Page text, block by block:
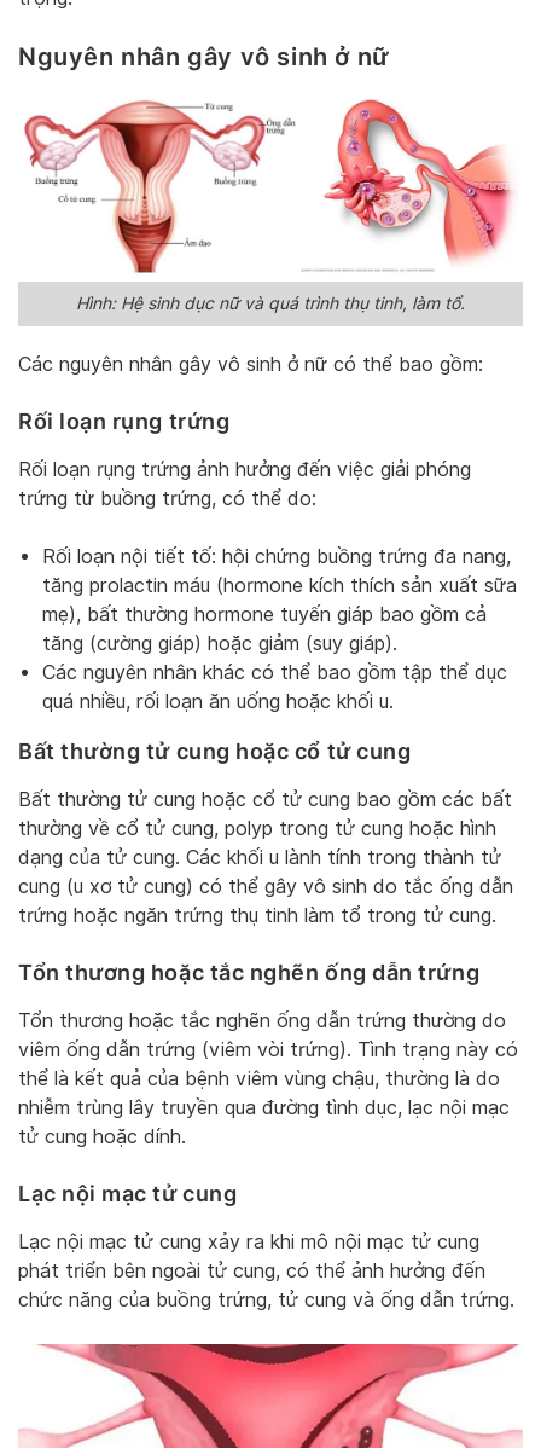
Nguyên nhân gây vô sinh ở nữ
Hình: Hệ sinh dục nữ và quá trình thụ tinh, làm tổ.
Các nguyên nhân gây vô sinh ở nữ có thể bao gồm:
Rối loạn rụng trứng
Rối loạn rụng trứng ảnh hưởng đến việc giải phóng
trứng từ buồng trứng, có thể do:
Rối loạn nội tiết tố: hội chứng buồng trứng đa nang,
tăng prolactin máu (hormone kích thích sản xuất sữa
mẹ), bất thường hormone tuyến giáp bao gồm cả
tăng (cường giáp) hoặc giảm (suy giáp).
Các nguyên nhân khác có thể bao gồm tập thể dục
quá nhiều, rối loạn ăn uống hoặc khối u.
Bất thường tử cung hoặc cổ tử cung
Bất thường tử cung hoặc cổ tử cung bao gồm các bất
thường về cổ tử cung, polyp trong tử cung hoặc hình
dạng của tử cung. Các khối u lành tính trong thành tử
cung (u xơ tử cung) có thể gây vô sinh do tắc ống dẫn
trứng hoặc ngăn trứng thụ tinh làm tổ trong tử cung.
Tổn thương hoặc tắc nghẽn ống dẫn trứng
Tổn thương hoặc tắc nghẽn ống dẫn trứng thường do
viêm ống dẫn trứng (viêm vòi trứng). Tình trạng này có
thể là kết quả của bệnh viêm vùng chậu, thường là do
nhiễm trùng lây truyền qua đường tình dục, lạc nội mạc
tử cung hoặc dính.
Lạc nội mạc tử cung
Lạc nội mạc tử cung xảy ra khi mô nội mạc tử cung
phát triển bên ngoài tử cung, có thể ảnh hưởng đến
chức năng của buồng trứng, tử cung và ống dẫn trứng.